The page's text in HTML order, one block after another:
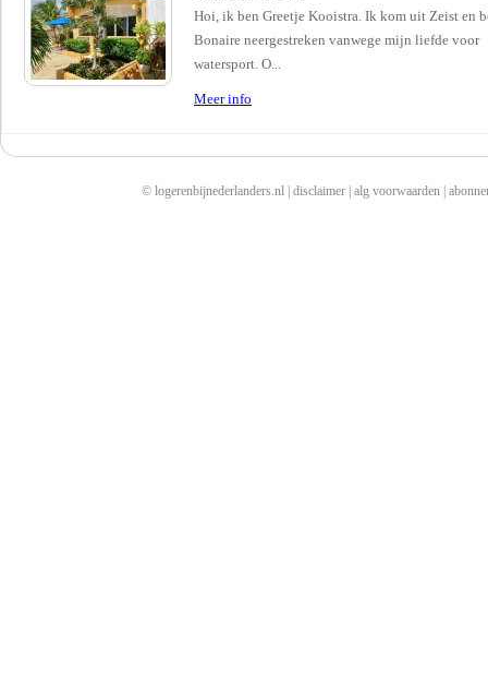
Hoi, ik ben Greetje Kooistra. Ik kom uit Zeist en
Bonaire neergestreken vanwege mijn liefde voor
watersport. O...
Meer info
© logerenbijnederlanders.nl | disclaimer| alg voorwaarden|